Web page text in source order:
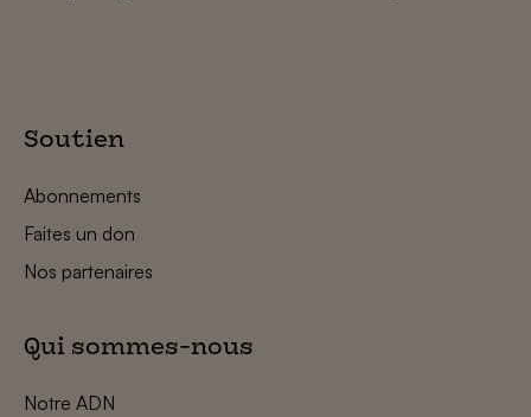
Soutien
Abonnements
Faites un don
Nos partenaires
Qui sommes-nous
Notre ADN